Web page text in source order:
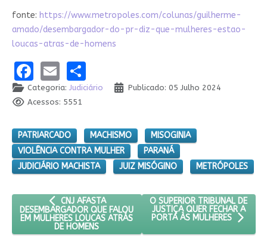
fonte: https://www.metropoles.com/colunas/guilherme-
amado/desembargador-do-pr-diz-que-mulheres-estao-
loucas-atras-de-homens
Facebook
EmailShare
Categoria: Judiciário
Publicado: 05 Julho 2024
Acessos: 5551
PATRIARCADO MACHISMO
MISOGINIA
VIOLÊNCIA CONTRA MULHER
PARANÁ
JUDICIÁRIO MACHISTA
JUIZ MISÓGINO METRÓPOLES
ARTIGO ANTERIOR: CNJ AFASTA DESEMBARGADOR QUE
CNJ AFASTA
DESEMBARGADOR QUE FALOU
EM MULHERES LOUCAS ATRÁS
DE HOMENS
PRÓXIMO ARTIGO: O
O SUPERIOR TRIBUNAL DE
JUSTIÇA QUER FECHAR A
PORTA ÀS MULHERES